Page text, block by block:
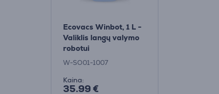
Ecovacs Winbot, 1 L -
Valiklis langų valymo
robotui
W-SO01-1007
Kaina:
35.99 €